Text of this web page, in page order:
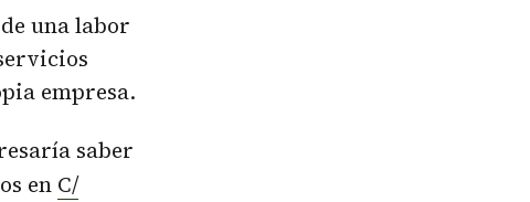
una labor
empresa.
saber
en C/